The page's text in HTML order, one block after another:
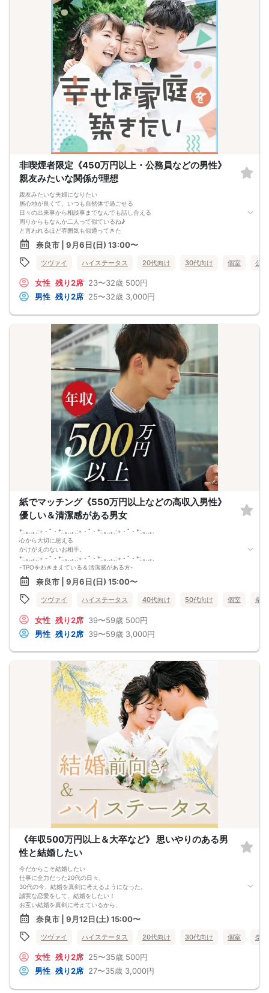
非喫煙者限定《450万円以上・公務員などの男性》
親友みたいな関係が理想
親友みたいな夫婦になりたい
居心地が良くて、いつも自然体で過ごせる
日々の出来事から相談事までなんでも話し合える
周りからもなんか二人って似ているね♪
と言われるほど雰囲気も似通ってきた
そんな二人の共通の価値観は
【将来は一緒に子育てを楽しみたい】
家族が増えたときも息ぴったりの連携で
日々の生活も楽しめる
子供ができたら人気テーマパークに3人で
そんなわくわくする未来があなたを待っています
奈良市 | 9月6日(日) 13:00〜
ツヴァイ ハイステータス 20代向け 30代向け 個室 公
女性 残り2席 23〜32歳 500円
男性 残り2席 25〜32歳 3,000円
紙でマッチング《550万円以上などの高収入男性》
優しい＆清潔感がある男女
*:.｡..｡.:+・ﾟ・*:.｡..｡.:+・ﾟ・*:.｡..｡.:+・ﾟ・*:.｡..｡.
心から大切に思える
かけがえのないお相手。
*:.｡..｡.:+・ﾟ・*:.｡..｡.:+・ﾟ・*:.｡..｡.:+・ﾟ・*:.｡..｡.
-TPOをわきまえている＆清潔感がある方-
穏やかで優しい 3優 限定
●家族に優しくしてくれたり
あなたの両親にも、丁寧に接してくれる
●自分だけに優しくしてくれたり
●家計に優しい人だったり
将来を考えて、しっかり貯金している
いつでも穏やかで優しく包んでくれるお相手となら
奈良市 | 9月6日(日) 15:00〜
ツヴァイ ハイステータス 40代向け 50代向け 個室 奈
女性 残り2席 39〜59歳 500円
男性 残り2席 39〜59歳 3,000円
《年収500万円以上＆大卒など》 思いやりのある男
性と結婚したい
今だからこそ結婚したい
仕事に全力だった20代の日々、
30代の今、結婚を真剣に考えるようになった。
誠実な恋愛をして、結婚をしたい！
お互い結婚を真剣に考えているから、
将来設計が一致しやすい人と出会える♪
＼さらに今回は／
思いやりの気持ちを大切にしたい男女
結婚後もお相手を大切に思える二人になれそう
奈良市 | 9月12日(土) 15:00〜
ツヴァイ ハイステータス 20代向け 30代向け 個室 奈
女性 残り2席 25〜35歳 500円
男性 残り2席 27〜35歳 3,000円